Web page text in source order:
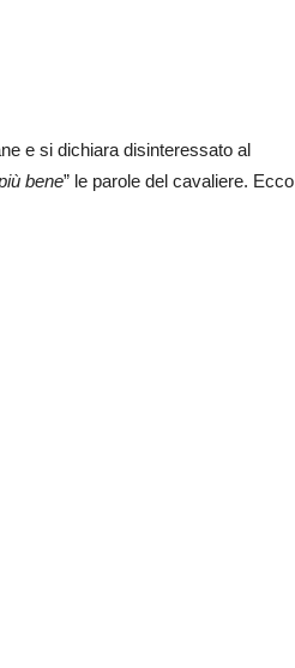
e si dichiara disinteressato al
bene” le parole del cavaliere. Ecco